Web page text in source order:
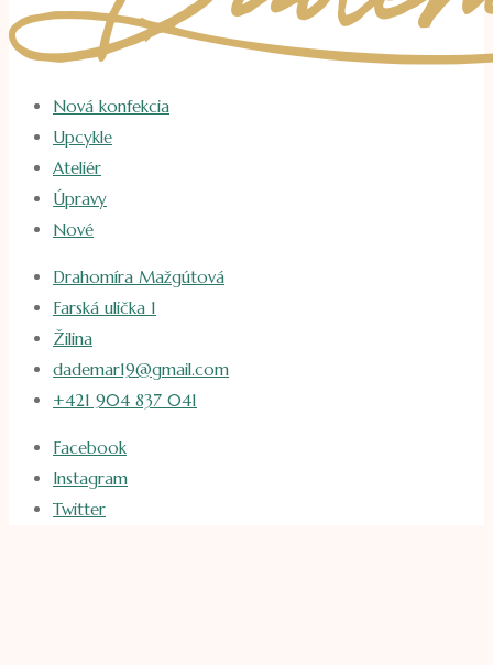
Nová konfekcia
Upcykle
Ateliér
Úpravy
Nové
Drahomíra Mažgútová
Farská ulička 1
Žilina
dademar19@gmail.com
+421 904 837 041
Facebook
Instagram
Twitter